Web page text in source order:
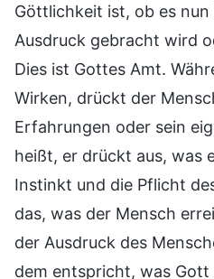
Göttlichkeit ist, ob es nun
Ausdruck gebracht wird
Dies ist Gottes Amt.
Wirken, drückt der
Erfahrungen oder sein
heißt, er drückt aus, was
Instinkt und die Pflicht
das, was der Mensch
der Ausdruck des
dem entspricht, was